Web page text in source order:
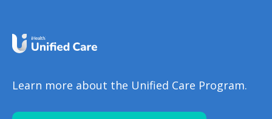
Learn more about the Unified Care Program.